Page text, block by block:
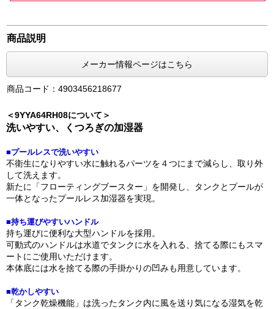
商品説明
メーカー情報ページはこちら
商品コード：4903456218677
＜9YYA64RH08について＞
洗いやすい、くつろぎの加湿器
■プールレスで洗いやすい
不衛生になりやすい水に触れるパーツを４つにまで減らし、取り外
して洗えます。
新たに「フローティングブースター」を開発し、タンクとプールが
一体となったプールレス加湿器を実現。
■持ち運びやすいハンドル
持ち運びに便利な大型ハンドルを採用。
可動式のハンドルは水道でタンクに水を入れる、捨てる際にもスマ
ートにご使用いただけます。
本体底には水を捨てる際の手掛かりの凹みも用意しています。
■乾かしやすい
「タンク乾燥機能」は洗ったタンク内に風を送り気になる湿気を乾